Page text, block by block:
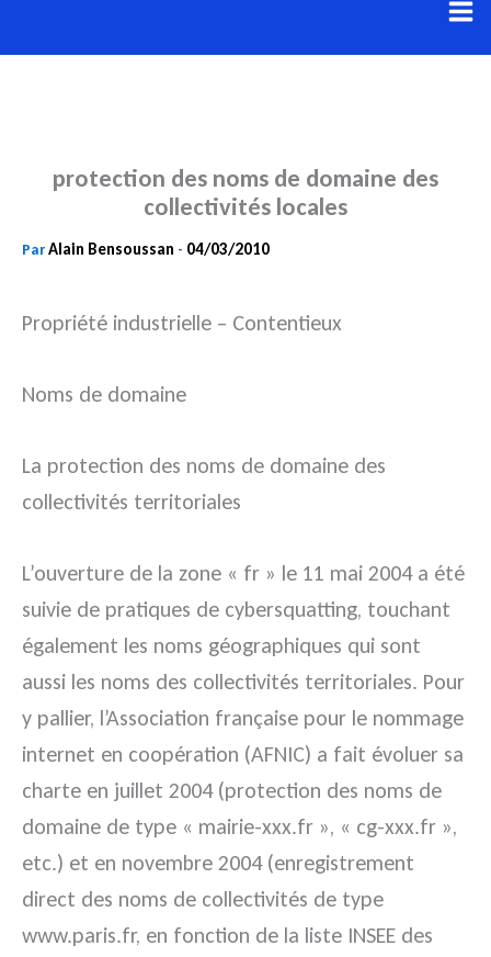
au
protection des noms de domaine des
collectivités locales
ParAlain Bensoussan - 04/03/2010
Propriété industrielle – Contentieux
Noms de domaine
La protection des noms de domaine des
collectivités territoriales
L’ouverture de la zone « fr » le 11 mai 2004 a été
suivie de pratiques de cybersquatting, touchant
également les noms géographiques qui sont
aussi les noms des collectivités territoriales. Pour
y pallier, l’Association française pour le nommage
internet en coopération (AFNIC) a fait évoluer sa
charte en juillet 2004 (protection des noms de
domaine de type « mairie-xxx.fr », « cg-xxx.fr »,
etc.) et en novembre 2004 (enregistrement
direct des noms de collectivités de type
www.paris.fr, en fonction de la liste INSEE des